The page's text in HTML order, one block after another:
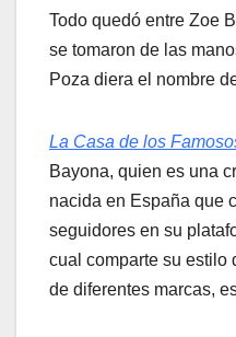
Todo quedó entre Zoe
se tomaron de las
Poza diera el nombre
La Casa de los
Bayona, quien es una
nacida en España que
seguidores en su
cual comparte su estilo
de diferentes marcas,